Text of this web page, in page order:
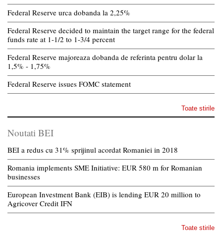
Federal Reserve urca dobanda la 2,25%
Federal Reserve decided to maintain the target range for the federal
funds rate at 1-1/2 to 1-3/4 percent
Federal Reserve majoreaza dobanda de referinta pentru dolar la
1,5% - 1,75%
Federal Reserve issues FOMC statement
Toate stirile
Noutati BEI
BEI a redus cu 31% sprijinul acordat Romaniei in 2018
Romania implements SME Initiative: EUR 580 m for Romanian
businesses
European Investment Bank (EIB) is lending EUR 20 million to
Agricover Credit IFN
Toate stirile